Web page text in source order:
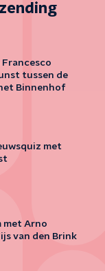
tussen de
Binnenhof
met
met Arno
van den Brink